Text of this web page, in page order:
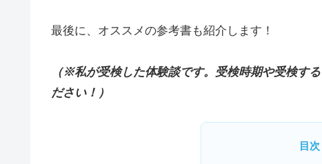
最後に、オススメの参考書も紹介します！
（※私が受検した体験談です。受検時期や受検す
ださい！）
目次